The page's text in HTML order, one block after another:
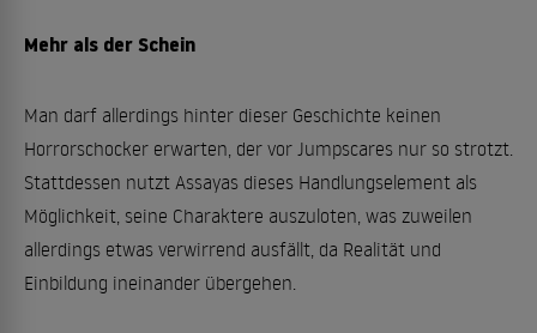
Mehr als der Schein
Man darf allerdings hinter dieser Geschichte keinen
Horrorschocker erwarten, der vor Jumpscares nur so strotzt.
Stattdessen nutzt Assayas dieses Handlungselement als
Möglichkeit, seine Charaktere auszuloten, was zuweilen
allerdings etwas verwirrend ausfällt, da Realität und
Einbildung ineinander übergehen.